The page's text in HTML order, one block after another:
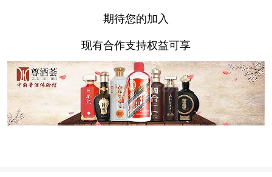
期待您的加入
现有合作支持权益可享